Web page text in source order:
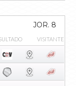
JOR. 8
VISITANTE